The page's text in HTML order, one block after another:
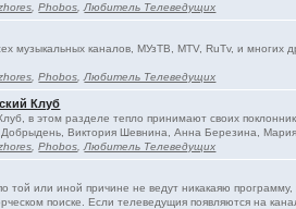
,Phobos ,Любитель Телеведущих
музыкальных каналов, МУзТВ, MTV, RuTv, и многих
,Phobos ,Любитель Телеведущих
Клуб
в этом разделе тепло принимают своих
Виктория Шевнина, Анна Березина, Мария
,Phobos ,Любитель Телеведущих
той или иной причине не ведут никакаяю
поиске. Если телеведущия появляются на